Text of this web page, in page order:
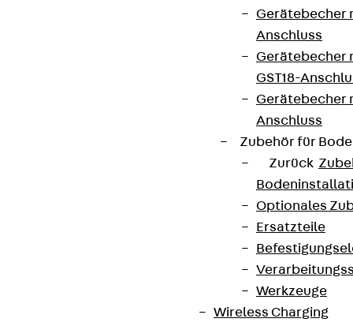
Gerätebecher
Anschluss
Gerätebecher
GST18-
Gerätebecher
Anschluss
Zubehör für
Zurück
Optionales
Ersatzteile
Werkzeuge
Wireless Charging